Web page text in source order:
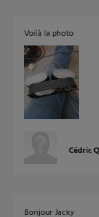
Voilà la photo
Cédric
Bonjour Jacky